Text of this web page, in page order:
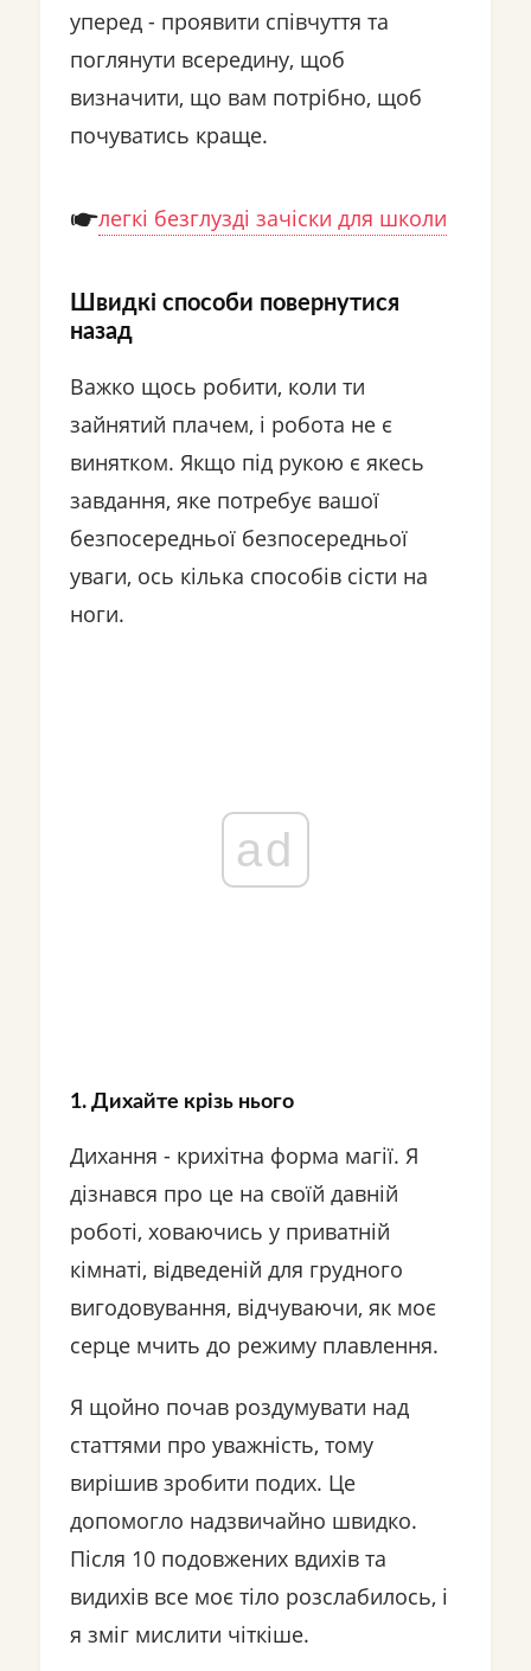
уперед - проявити співчуття та
поглянути всередину, щоб
визначити, що вам потрібно, щоб
почуватись краще.
легкі безглузді зачіски для школи
Швидкі способи повернутися
назад
Важко щось робити, коли ти
зайнятий плачем, і робота не є
винятком. Якщо під рукою є якесь
завдання, яке потребує вашої
безпосередньої безпосередньої
уваги, ось кілька способів сісти на
ноги.
ad
1. Дихайте крізь нього
Дихання - крихітна форма магії. Я
дізнався про це на своїй давній
роботі, ховаючись у приватній
кімнаті, відведеній для грудного
вигодовування, відчуваючи, як моє
серце мчить до режиму плавлення.
Я щойно почав роздумувати над
статтями про уважність, тому
вирішив зробити подих. Це
допомогло надзвичайно швидко.
Після 10 подовжених вдихів та
видихів все моє тіло розслабилось, і
я зміг мислити чіткіше.